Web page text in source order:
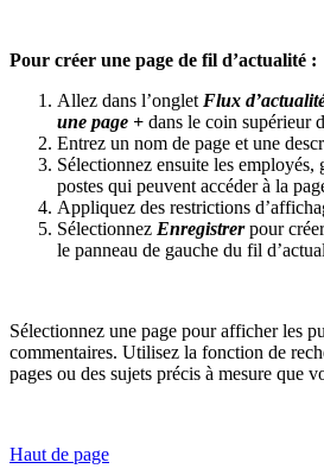
Pour créer une page de fil d’actualité :
Allez dans l’onglet Flux
une page + dans le coin supérieur
Entrez un nom de page et une
Sélectionnez ensuite les employés,
postes qui peuvent accéder à la
Appliquez des restrictions
Sélectionnez Enregistrerpour
le panneau de gauche du fil
Sélectionnez une page pour afficher les
commentaires. Utilisez la fonction de
pages ou des sujets précis à mesure que
Haut de page